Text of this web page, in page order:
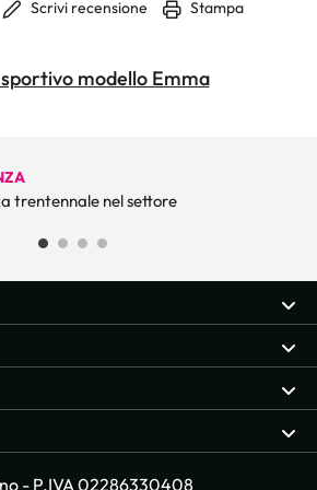
Scrivi recensione Stampa
modello Emma
trentennale nel settore
- P.IVA 02286330408